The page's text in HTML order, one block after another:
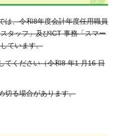
は、令和8年度会計年度任用職員
タッフ」及びICT 事務「スマー
ています。
てください（令和8 年1 月16 日
切る場合があります。